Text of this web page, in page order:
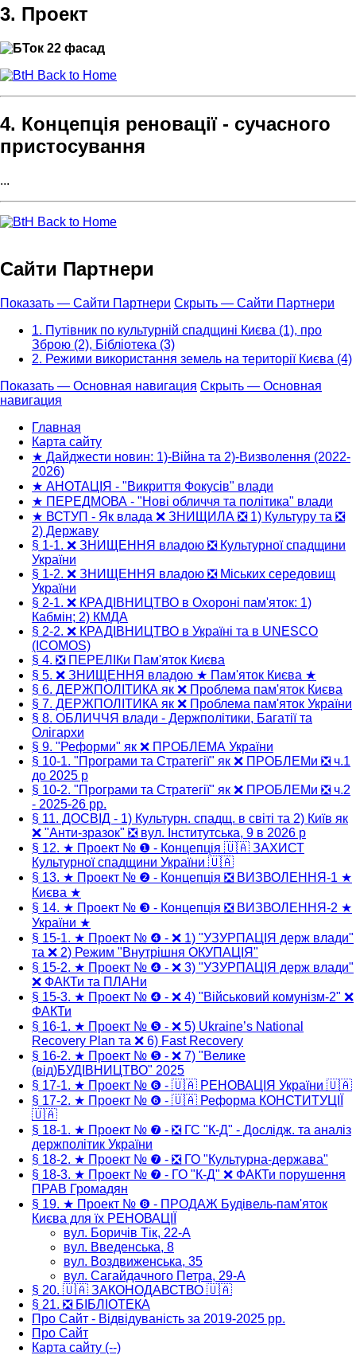
3. Проект
Back to Home
4. Концепція реновації - сучасного
пристосування
...
Back to Home
Сайти Партнери
Показать — Сайти Партнери Скрыть — Сайти Партнери
1. Путівник по культурній спадщині Києва (1), про
Зброю (2), Бібліотека (3)
2. Режими використання земель на території Києва (4)
Основная
навигация
Показать — Основная навигация Скрыть — Основная
навигация
Главная
Карта сайту
★ Дайджести новин: 1)-Війна та 2)-Визволення (2022-
2026)
★ АНОТАЦІЯ - "Викриття Фокусів" влади
★ ПЕРЕДМОВА - "Нові обличчя та політика" влади
★ ВСТУП - Як влада ❌ ЗНИЩИЛА ❎ 1) Культуру та ❎
2) Державу
§ 1-1. ❌ ЗНИЩЕННЯ владою ❎ Культурної спадщини
України
§ 1-2. ❌ ЗНИЩЕННЯ владою ❎ Міських середовищ
України
§ 2-1. ❌ КРАДІВНИЦТВО в Охороні пам'яток: 1)
Кабмін; 2) КМДА
§ 2-2. ❌ КРАДІВНИЦТВО в Україні та в UNESCO
(ICOMOS)
§ 4. ❎ ПЕРЕЛІКи Пам'яток Києва
§ 5. ❌ ЗНИЩЕННЯ владою ★ Пам'яток Києва ★
§ 6. ДЕРЖПОЛІТИКА як ❌ Проблема пам'яток Києва
§ 7. ДЕРЖПОЛІТИКА як ❌ Проблема пам'яток України
§ 8. ОБЛИЧЧЯ влади - Держполітики, Багатії та
Олігархи
§ 9. "Реформи" як ❌ ПРОБЛЕМА України
§ 10-1. "Програми та Стратегії" як ❌ ПРОБЛЕМи ❎ ч.1
до 2025 р
§ 10-2. "Програми та Стратегії" як ❌ ПРОБЛЕМи ❎ ч.2
- 2025-26 рр.
§ 11. ДОСВІД - 1) Культурн. спадщ. в світі та 2) Київ як
❌ "Анти-зразок" ❎ вул. Інститутська, 9 в 2026 р
§ 12. ★ Проект № ❶ - Концепція 🇺🇦 ЗАХИСТ
Культурної спадщини України 🇺🇦
§ 13. ★ Проект № ❷ - Концепція ❎ ВИЗВОЛЕННЯ-1 ★
Києва ★
§ 14. ★ Проект № ❸ - Концепція ❎ ВИЗВОЛЕННЯ-2 ★
України ★
§ 15-1. ★ Проект № ❹ - ❌ 1) "УЗУРПАЦІЯ держ влади"
та ❌ 2) Режим "Внутрішня ОКУПАЦІЯ"
§ 15-2. ★ Проект № ❹ - ❌ 3) "УЗУРПАЦІЯ держ влади"
❌ ФАКТи та ПЛАНи
§ 15-3. ★ Проект № ❹ - ❌ 4) "Військовий комунізм-2" ❌
ФАКТи
§ 16-1. ★ Проект № ❺ - ❌ 5) Ukraine’s National
Recovery Plan та ❌ 6) Fast Recovery
§ 16-2. ★ Проект № ❺ - ❌ 7) "Велике
(від)БУДІВНИЦТВО" 2025
§ 17-1. ★ Проект № ❻ - 🇺🇦 РЕНОВАЦІЯ України 🇺🇦
§ 17-2. ★ Проект № ❻ - 🇺🇦 Реформа КОНСТИТУЦІЇ
🇺🇦
§ 18-1. ★ Проект № ❼ - ❎ ГС "К-Д" - Дослідж. та аналіз
держполітик України
§ 18-2. ★ Проект № ❼ - ❎ ГО "Культурна-держава"
§ 18-3. ★ Проект № ❼ - ГО "К-Д" ❌ ФАКТи порушення
ПРАВ Громадян
§ 19. ★ Проект № ❽ - ПРОДАЖ Будівель-пам'яток
Києва для їх РЕНОВАЦІЇ
вул. Боричів Тік, 22-А
вул. Введенська, 8
вул. Воздвиженська, 35
вул. Сагайдачного Петра, 29-А
§ 20. 🇺🇦 ЗАКОНОДАВСТВО 🇺🇦
§ 21. ❎ БІБЛІОТЕКА
Про Сайт - Відвідуваність за 2019-2025 рр.
Про Сайт
Карта сайту (--)